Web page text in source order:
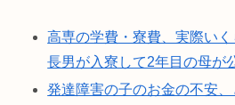
高専の学費・寮費、実際い
長男が入寮して2年目の母が
発達障害の子のお金の不安